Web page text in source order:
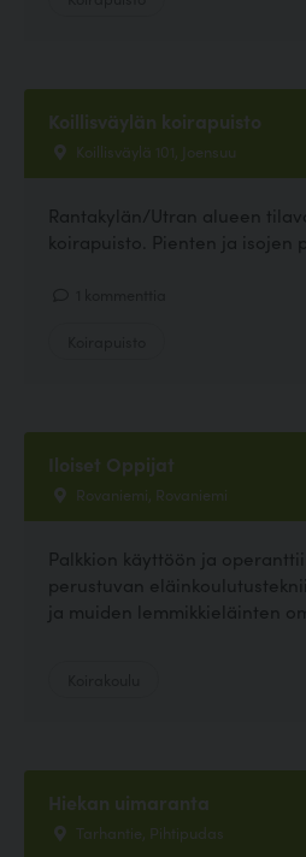
Koillisväylän koirapuisto
Koillisväylä 101, Joensuu
Rantakylän/Utran alueen
koirapuisto. Pienten ja isojen
Iloiset Oppijat
Rovaniemi, Rovaniemi
Palkkion käyttöön ja
perustuvan
ja muiden lemmikkieläinten
Hiekan uimaranta
Tarhantie, Pihtipudas